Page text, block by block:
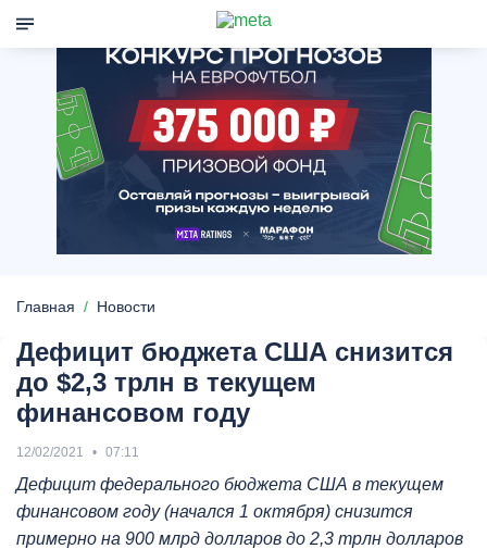
Главная Новости
Дефицит бюджета США снизится
до $2,3 трлн в текущем
финансовом году
12/02/2021 07:11
Дефицит федерального бюджета США в текущем
финансовом году (начался 1 октября) снизится
примерно на 900 млрд долларов до 2,3 трлн долларов